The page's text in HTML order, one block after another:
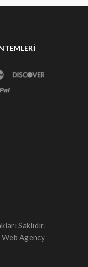
Saklıdır.
Web Agency